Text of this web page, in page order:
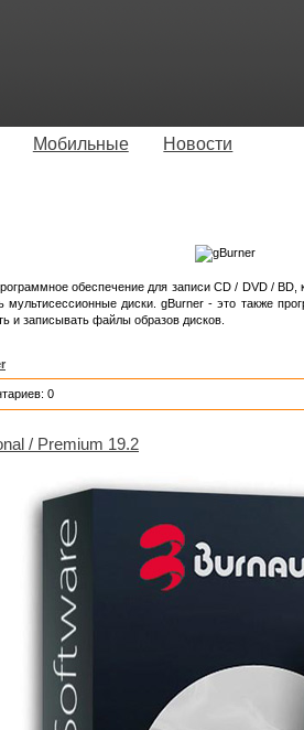
Мобильные Новости
обеспечение для записи CD / DVD / BD,
диски. gBurner - это также
и записывать файлы образов дисков.
0
/ Premium 19.2